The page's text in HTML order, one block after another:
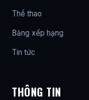
Thể thao
Bảng xếp hạng
Tin tức
THÔNG TIN